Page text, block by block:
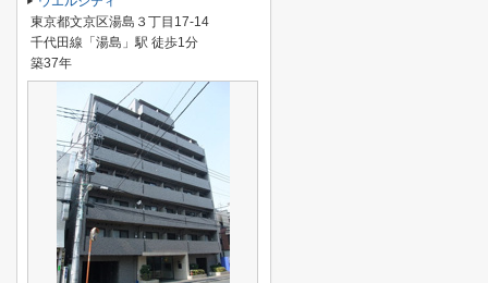
東京都文京区湯島３丁目17-14
千代田線「湯島」駅 徒歩1分
築37年